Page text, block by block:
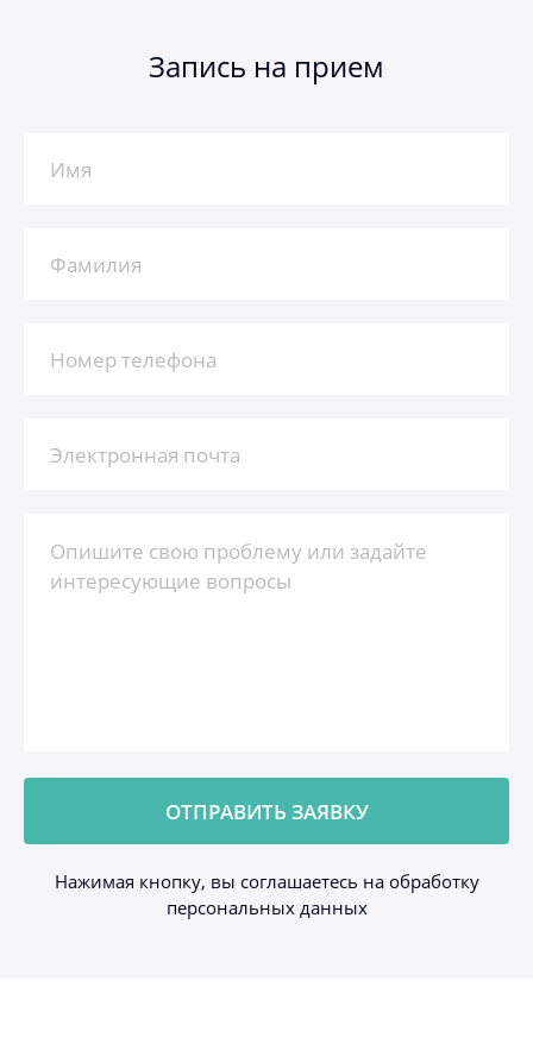
Запись на прием
Нажимая кнопку, вы соглашаетесь на обработку
персональных данных